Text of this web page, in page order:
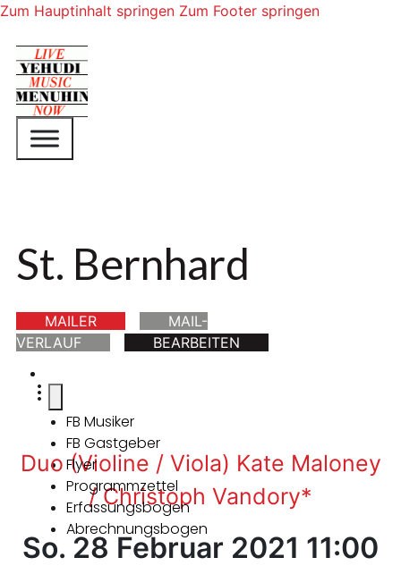
Zum Hauptinhalt springen Zum Footer springen
St. Bernhard
MAILER
MAIL-
VERLAUF
BEARBEITEN
FB Musiker
FB Gastgeber
Flyer
Programmzettel
Erfassungsbogen
Abrechnungsbogen
Duo (Violine / Viola) Kate Maloney
/ Christoph Vandory*
So. 28 Februar 2021 11:00